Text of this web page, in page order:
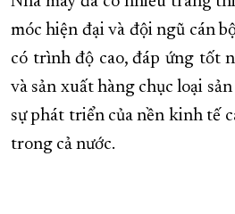
móc hiện đại và đội ngũ cán
có trình độ cao, đáp ứng tốt
và sản xuất hàng chục loại
sự phát triển của nền kinh tế
trong cả nước.